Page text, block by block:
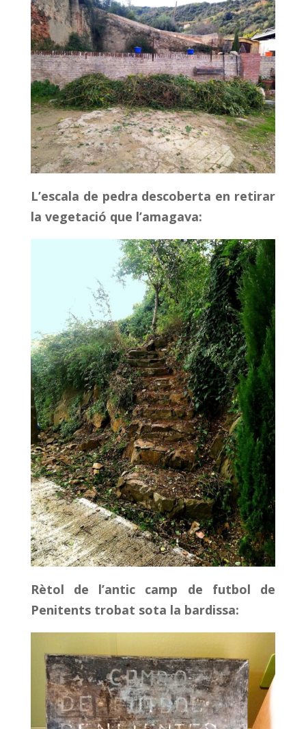
L’escala de pedra descoberta en retirar
la vegetació que l’amagava:
Rètol de l’antic camp de futbol de
Penitents trobat sota la bardissa: